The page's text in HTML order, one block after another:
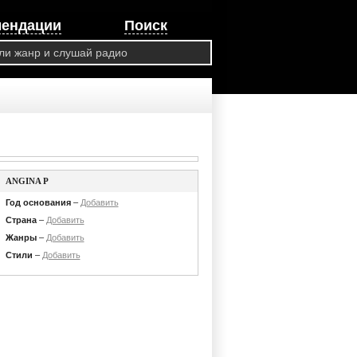
Поиск
ANGINA P
Год основания– Добавить
Страна– Добавить
Жанры– Добавить
Стили – Добавить